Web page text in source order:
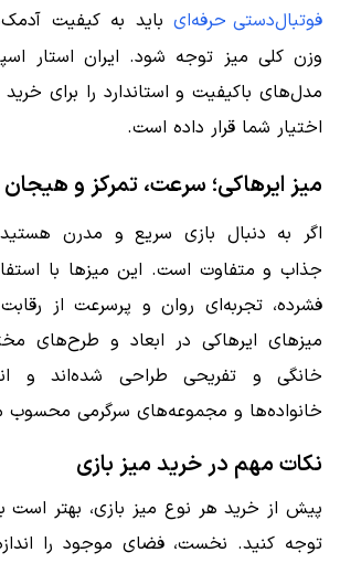
فوتبال‌دستی حرفه‌ای باید به کیفیت
وزن کلی میز توجه شود. ایران استار
مدل‌های باکیفیت و استاندارد را برای
اختیار شما قرار داده است.
میز ایرهاکی؛ سرعت، تمرکز و هیجان
اگر به دنبال بازی سریع و مدرن
جذاب و متفاوت است. این میزها با
فشرده، تجربه‌ای روان و پرسرعت از
میزهای ایرهاکی در ابعاد و طرح‌های
خانگی و تفریحی طراحی شده‌اند و
خانواده‌ها و مجموعه‌های سرگرمی محسوب
نکات مهم در خرید میز بازی
پیش از خرید هر نوع میز بازی، بهتر است
توجه کنید. نخست، فضای موجود را